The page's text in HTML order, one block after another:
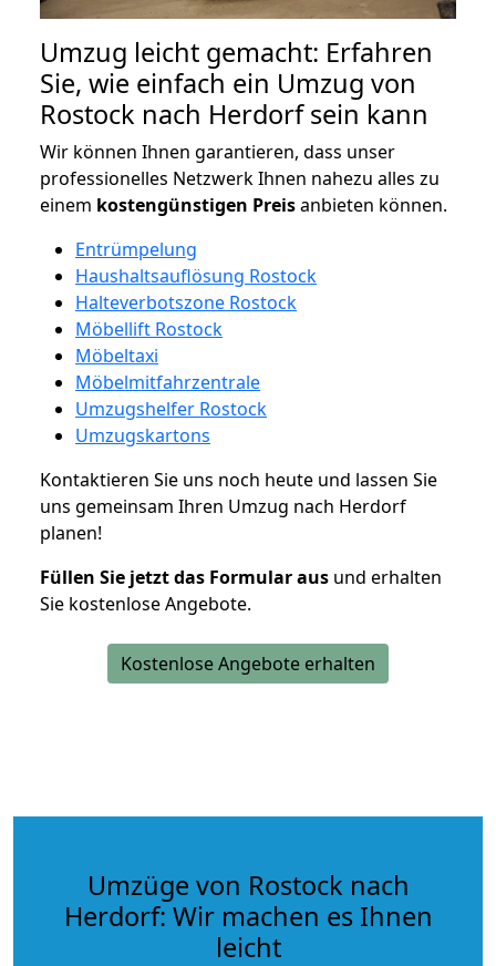
Umzug leicht gemacht: Erfahren
Sie, wie einfach ein Umzug von
Rostock nach Herdorf sein kann
Wir können Ihnen garantieren, dass unser
professionelles Netzwerk Ihnen nahezu alles zu
einem kostengünstigen Preisanbieten können.
Entrümpelung
Haushaltsauflösung Rostock
Halteverbotszone Rostock
Möbellift Rostock
Möbeltaxi
Möbelmitfahrzentrale
Umzugshelfer Rostock
Umzugskartons
Kontaktieren Sie uns noch heute und lassen Sie
uns gemeinsam Ihren Umzug nach Herdorf
planen!
Füllen Sie jetzt das Formular aus und erhalten
Sie kostenlose Angebote.
Kostenlose Angebote erhalten
Umzüge von Rostock nach
Herdorf: Wir machen es Ihnen
leicht